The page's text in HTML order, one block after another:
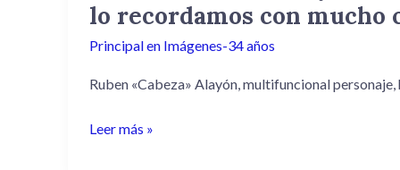
lo recordamos con mucho
Principal en Imágenes-34 años
Ruben «Cabeza» Alayón, multifuncional
Leer más »